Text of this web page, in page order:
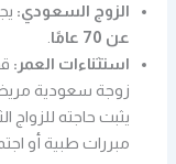
الزوج السعودي:
عن 70 عامًا
استثناءات العمر:
زوجة سعودية
يثبت حاجته للزواج
مبررات طبية أو